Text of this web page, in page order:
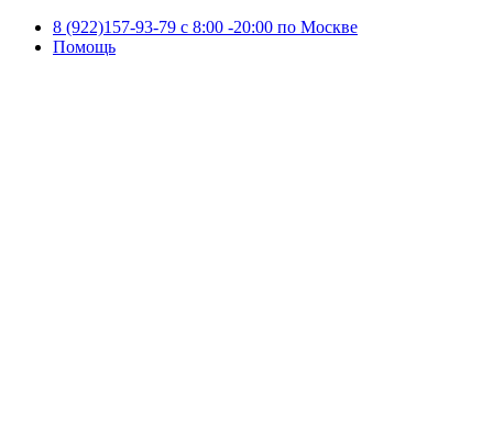
8 (922)157-93-79 c 8:00 -20:00 по Москве
Помощь